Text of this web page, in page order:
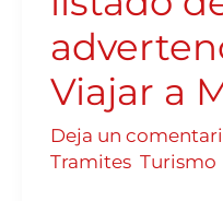
Viajar a
Deja un
Tramites, Turismo